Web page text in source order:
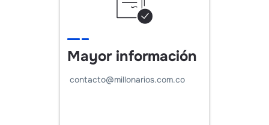
Mayor información
contacto@millonarios.com.co